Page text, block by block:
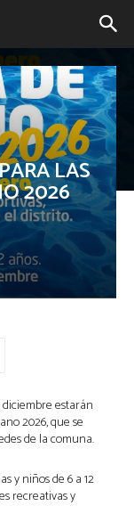
LAS
2026
estarán
2026, que se
de la comuna.
y niños de 6 a 12
recreativas y